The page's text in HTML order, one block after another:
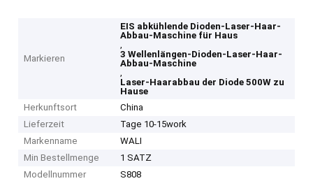
Markieren
EIS abkühlende Dioden-Laser-Haar-
Abbau-Maschine für Haus
,
3 Wellenlängen-Dioden-Laser-Haar-
Abbau-Maschine
,
Laser-Haarabbau der Diode 500W zu
Hause
Herkunftsort
China
Lieferzeit
Tage 10-15work
Markenname
WALI
Min Bestellmenge
1 SATZ
Modellnummer
S808